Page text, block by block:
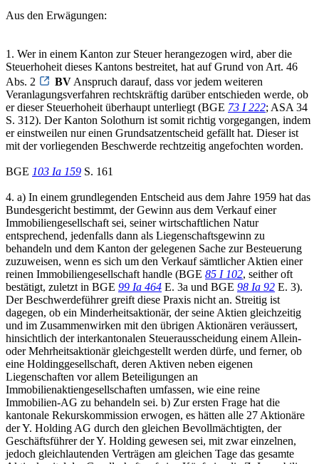
Aus den Erwägungen:
1. Wer in einem Kanton zur Steuer herangezogen wird, aber die
Steuerhoheit dieses Kantons bestreitet, hat auf Grund von Art. 46
Abs. 2
BV Anspruch darauf, dass vor jedem weiteren
Veranlagungsverfahren rechtskräftig darüber entschieden werde, ob
er dieser Steuerhoheit überhaupt unterliegt (BGE 73 I 222; ASA 34
S. 312). Der Kanton Solothurn ist somit richtig vorgegangen, indem
er einstweilen nur einen Grundsatzentscheid gefällt hat. Dieser ist
mit der vorliegenden Beschwerde rechtzeitig angefochten worden.
BGE 103 Ia 159 S. 161
4. a) In einem grundlegenden Entscheid aus dem Jahre 1959 hat das
Bundesgericht bestimmt, der Gewinn aus dem Verkauf einer
Immobiliengesellschaft sei, seiner wirtschaftlichen Natur
entsprechend, jedenfalls dann als Liegenschaftsgewinn zu
behandeln und dem Kanton der gelegenen Sache zur Besteuerung
zuzuweisen, wenn es sich um den Verkauf sämtlicher Aktien einer
reinen Immobiliengesellschaft handle (BGE 85 I 102, seither oft
bestätigt, zuletzt in BGE 99 Ia 464 E. 3a und BGE 98 Ia 92 E. 3).
Der Beschwerdeführer greift diese Praxis nicht an. Streitig ist
dagegen, ob ein Minderheitsaktionär, der seine Aktien gleichzeitig
und im Zusammenwirken mit den übrigen Aktionären veräussert,
hinsichtlich der interkantonalen Steuerausscheidung einem Allein-
oder Mehrheitsaktionär gleichgestellt werden dürfe, und ferner, ob
eine Holdinggesellschaft, deren Aktiven neben eigenen
Liegenschaften vor allem Beteiligungen an
Immobilienaktiengesellschaften umfassen, wie eine reine
Immobilien-AG zu behandeln sei. b) Zur ersten Frage hat die
kantonale Rekurskommission erwogen, es hätten alle 27 Aktionäre
der Y. Holding AG durch den gleichen Bevollmächtigten, der
Geschäftsführer der Y. Holding gewesen sei, mit zwar einzelnen,
jedoch gleichlautenden Verträgen am gleichen Tage das gesamte